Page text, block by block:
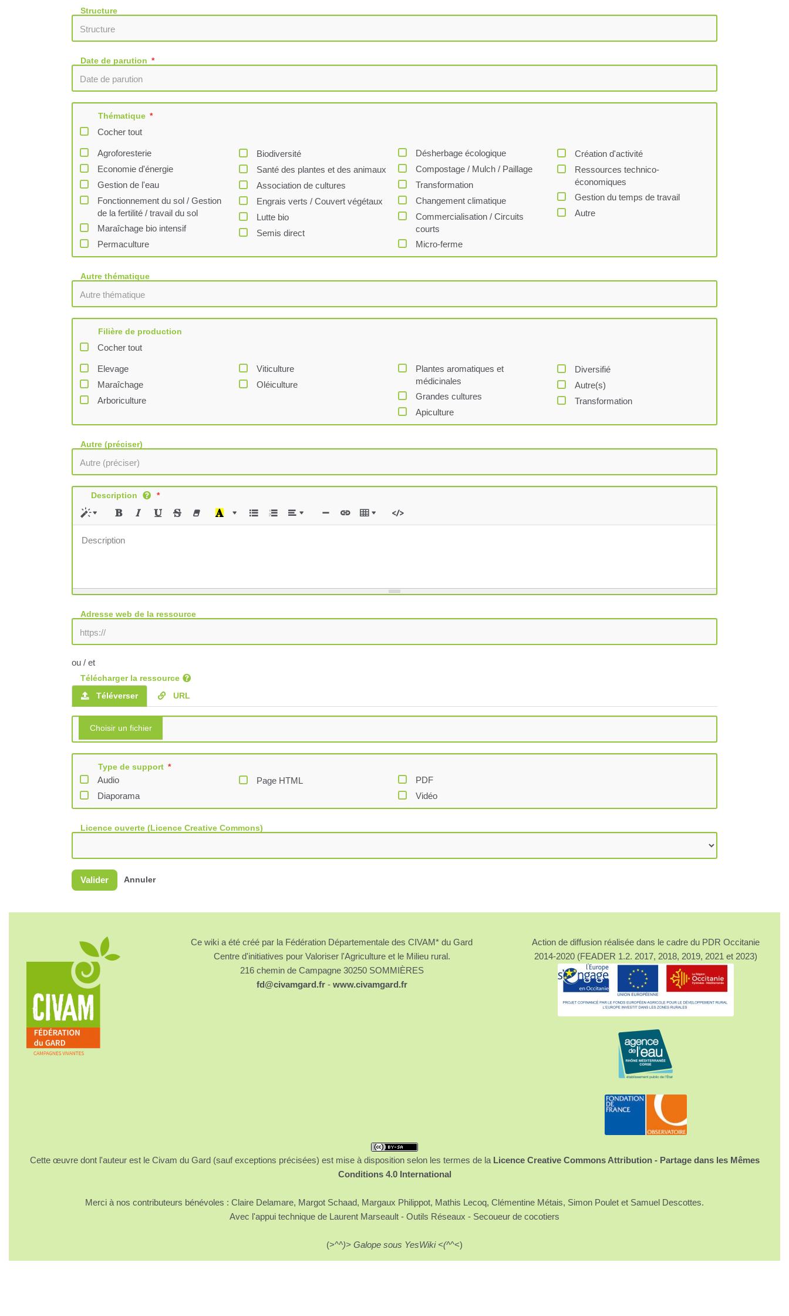
Structure
Date de parution
Thématique
Cocher tout
Agroforesterie
Economie d'énergie
Gestion de l'eau
Fonctionnement du sol / Gestion
de la fertilité / travail du sol
Maraîchage bio intensif
Permaculture
Biodiversité
Santé des plantes et des animaux
Association de cultures
Engrais verts / Couvert végétaux
Lutte bio
Semis direct
Désherbage écologique
Compostage / Mulch / Paillage
Transformation
Changement climatique
Commercialisation / Circuits
courts
Micro-ferme
Création d'activité
Ressources technico-
économiques
Gestion du temps de travail
Autre
Autre thématique
Filière de production
Cocher tout
Elevage
Maraîchage
Arboriculture
Viticulture
Oléiculture
Plantes aromatiques et
médicinales
Grandes cultures
Apiculture
Diversifié
Autre(s)
Transformation
Autre (préciser)
Description
Description
Adresse web de la ressource
ou / et
Télécharger la ressource
Téléverser URL
Type de support
Audio
Diaporama
Page HTML
PDF
Vidéo
Licence ouverte (Licence Creative Commons)
Valider Annuler
Ce wiki a été créé par la Fédération Départementale des CIVAM* du Gard
Centre d'initiatives pour Valoriser l'Agriculture et le Milieu rural.
216 chemin de Campagne 30250 SOMMIÈRES
fd@civamgard.fr- www.civamgard.fr
Action de diffusion réalisée dans le cadre du PDR Occitanie
2014-2020 (FEADER 1.2. 2017, 2018, 2019, 2021 et 2023)
Cette œuvre dont l'auteur est le Civam du Gard (sauf exceptions précisées) est mise à disposition selon les termes de la Licence Creative Commons Attribution - Partage dans les Mêmes
Conditions 4.0 International
Merci à nos contributeurs bénévoles : Claire Delamare, Margot Schaad, Margaux Philippot, Mathis Lecoq, Clémentine Métais, Simon Poulet et Samuel Descottes.
Avec l'appui technique de Laurent Marseault - Outils Réseaux - Secoueur de cocotiers
(>^^)> Galope sous YesWiki <(^^<)